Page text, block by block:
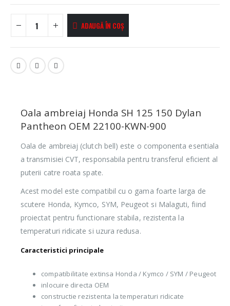
ADAUGĂ ÎN COȘ
Oala ambreiaj Honda SH 125 150 Dylan
Pantheon OEM 22100-KWN-900
Oala de ambreiaj (clutch bell) este o componenta esentiala
a transmisiei CVT, responsabila pentru transferul eficient al
puterii catre roata spate.
Acest model este compatibil cu o gama foarte larga de
scutere Honda, Kymco, SYM, Peugeot si Malaguti, fiind
proiectat pentru functionare stabila, rezistenta la
temperaturi ridicate si uzura redusa.
Caracteristici principale
compatibilitate extinsa Honda / Kymco / SYM / Peugeot
inlocuire directa OEM
constructie rezistenta la temperaturi ridicate